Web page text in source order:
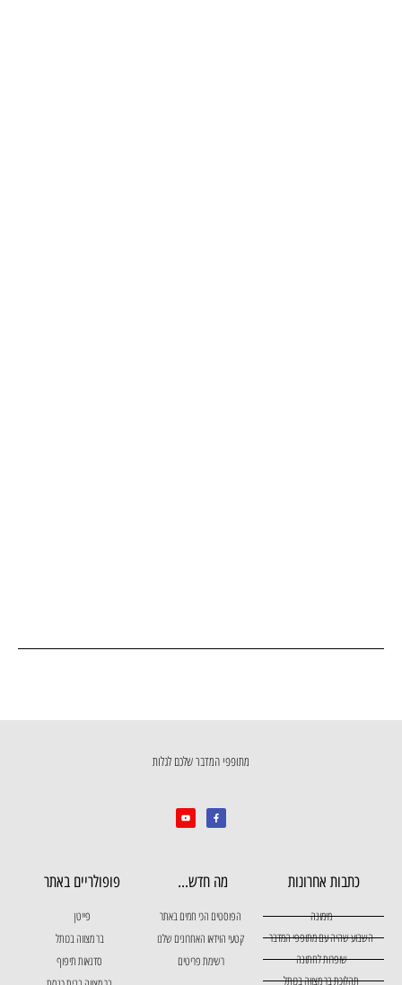
מתופפי המדבר שלכם לגלות
כתבות אחרונות
מימונה
השבוע שהיה עם מתופפי המדבר
שופרות לחתונה
תהלוכת בר מצווה בכותל
מה חדש...
הפוסטים הכי חמים באתר
קטעי הוידאו האחרונים שלנו
רשימת פריטים
פופולריים באתר
פייטן
בר מצווה בכותל
סדנאות תיפוף